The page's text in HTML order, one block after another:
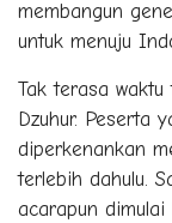
membangun
untuk menuju
Tak terasa
Dzuhur. Peserta
diperkenankan
terlebih dahulu.
acarapun